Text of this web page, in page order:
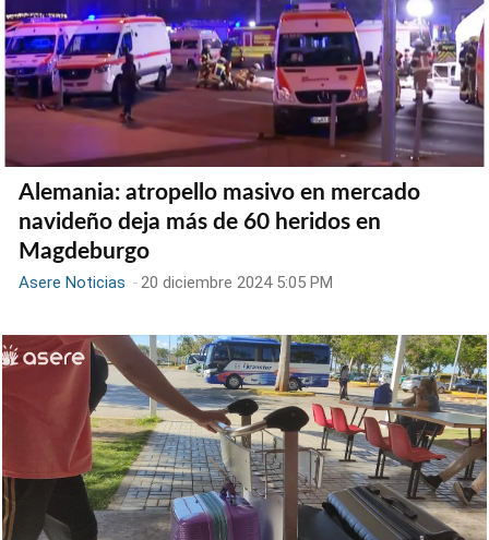
Alemania: atropello masivo en mercado
navideño deja más de 60 heridos en
Magdeburgo
Asere Noticias -20 diciembre 2024 5:05 PM